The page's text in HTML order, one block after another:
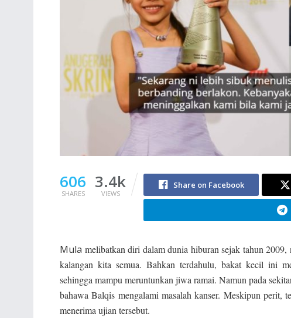
606
SHARES
3.4k
VIEWS
Share on Facebook
Mula melibatkan diri dalam dunia hiburan sejak tahun
kalangan kita semua. Bahkan terdahulu, bakat kecil ini
sehingga mampu meruntunkan jiwa ramai. Namun pada
bahawa Balqis mengalami masalah kanser. Meskipun perit,
menerima ujian tersebut.